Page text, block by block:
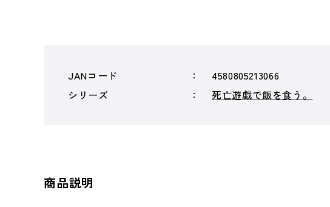
JANコード
4580805213066
シリーズ
死亡遊戯で飯を食う。
商品説明